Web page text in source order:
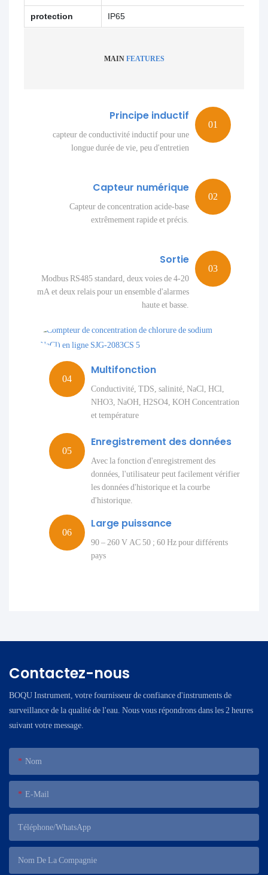
protection IP65
MAIN FEATURES
Principe inductif
capteur de conductivité inductif pour une
longue durée de vie, peu d'entretien
Capteur numérique
Capteur de concentration acide-base
extrêmement rapide et précis.
Sortie
Modbus RS485 standard, deux voies de 4-20
mA et deux relais pour un ensemble d'alarmes
haute et basse.
Multifonction
Conductivité, TDS, salinité, NaCl, HCl,
NHO3, NaOH, H2SO4, KOH Concentration
et température
Enregistrement des données
Avec la fonction d'enregistrement des
données, l'utilisateur peut facilement vérifier
les données d'historique et la courbe
d'historique.
Large puissance
90 – 260 V AC 50 ; 60 Hz pour différents
pays
Contactez-nous
BOQU Instrument, votre fournisseur de confiance d'instruments de
surveillance de la qualité de l'eau. Nous vous répondrons dans les 2 heures
suivant votre message.
Nom
E-Mail
Téléphone/WhatsApp
Nom De La Compagnie